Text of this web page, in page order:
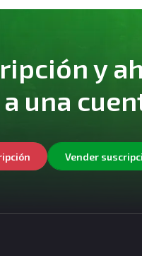
y
una
Vender